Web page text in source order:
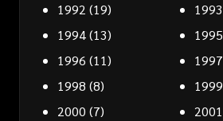
1992 (19) 1993
1994(13) 1995
1996 (11) 1997
1998 (8) 1999
2000 (7) 2001